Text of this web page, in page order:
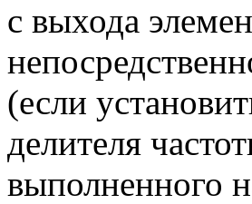
с выхода
(если
делителя
выполненного